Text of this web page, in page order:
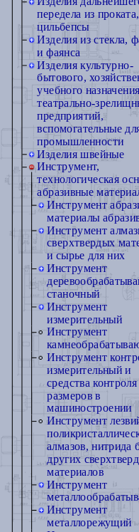
передела из
цильбепсы
Изделия из стекла,
и фаянса
Изделия культурно-
бытового,
учебного
театрально-
предприятий,
вспомогательные
промышленности
Изделия швейные
Инструмент,
технологическая
абразивные
Инструмент
материалы
Инструмент
сверхтвердых
и сырье для них
Инструмент
станочный
Инструмент
измерительный
Инструмент
Инструмент
измерительный и
средства контроля
размеров в
машиностроении
Инструмент
алмазов, нитрида
других
материалов
Инструмент
Инструмент
металлорежущий